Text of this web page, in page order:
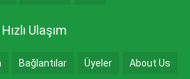
Hızlı Ulaşım
Bağlantılar Üyeler About Us